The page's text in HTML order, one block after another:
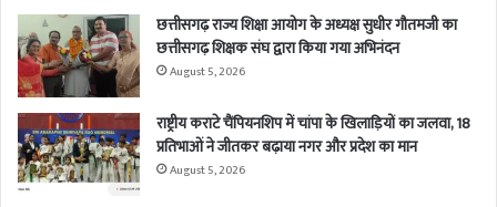
छत्तीसगढ़ राज्य शिक्षा आयोग के अध्यक्ष सुधीर गौतमजी का
छत्तीसगढ़ शिक्षक संघ द्वारा किया गया अभिनंदन
August 5, 2026
राष्ट्रीय कराटे चैंपियनशिप में चांपा के खिलाड़ियों का जलवा, 18
प्रतिभाओं ने जीतकर बढ़ाया नगर और प्रदेश का मान
August 5, 2026